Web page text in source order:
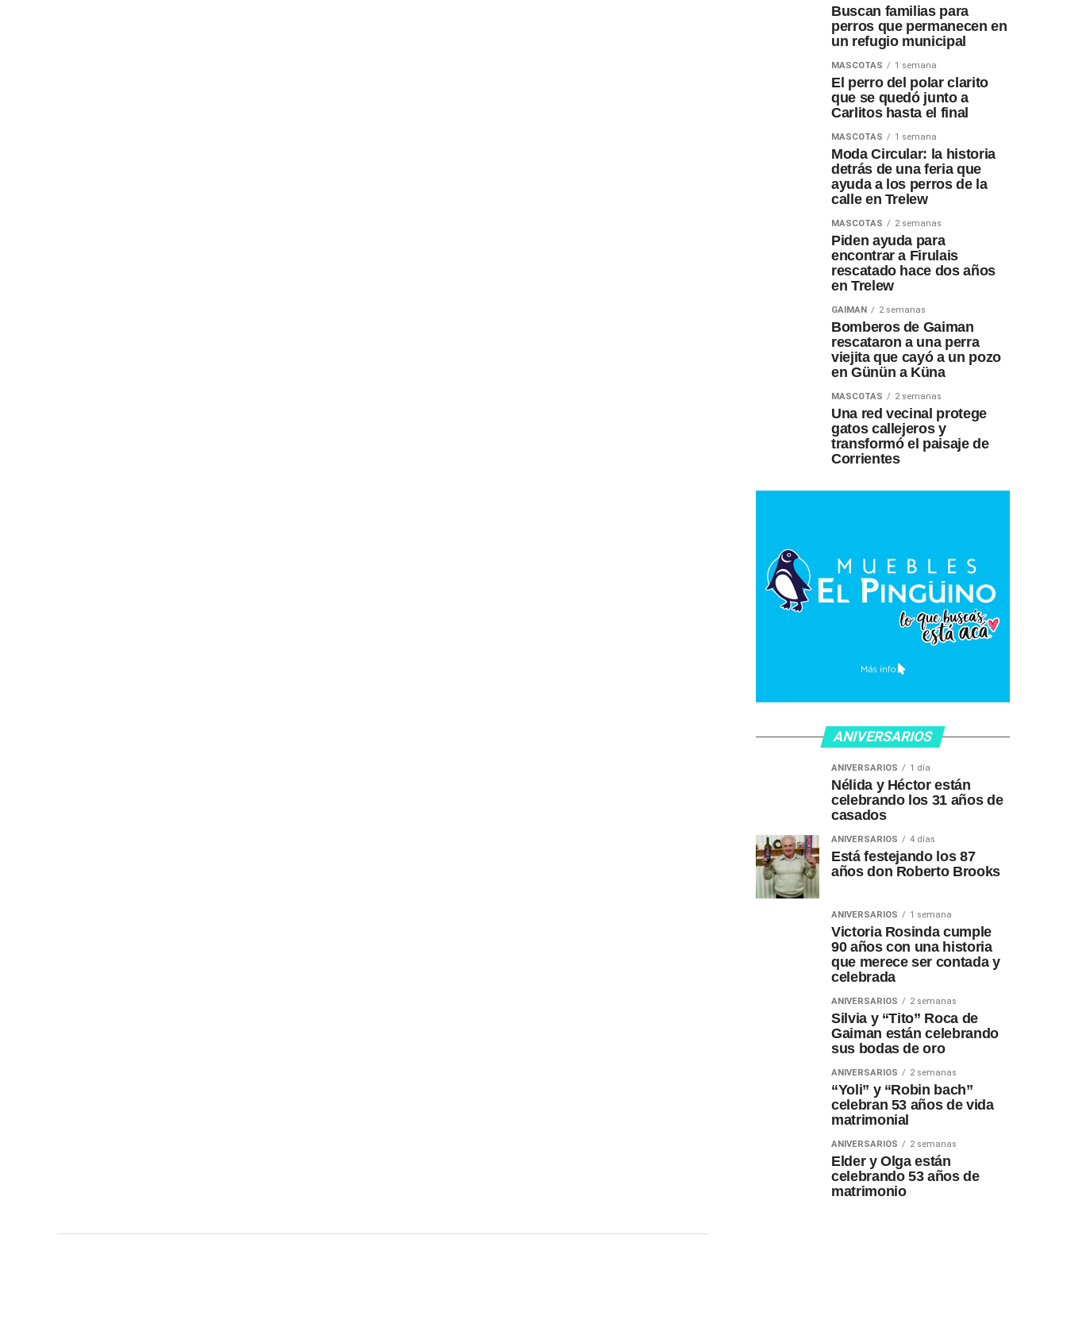
Buscan familias para
perros que permanecen en
un refugio municipal
MASCOTAS 1 semana
El perro del polar clarito
que se quedó junto a
Carlitos hasta el final
MASCOTAS 1 semana
Moda Circular: la historia
detrás de una feria que
ayuda a los perros de la
calle en Trelew
MASCOTAS 2 semanas
Piden ayuda para
encontrar a Firulais
rescatado hace dos años
en Trelew
GAIMAN 2 semanas
Bomberos de Gaiman
rescataron a una perra
viejita que cayó a un pozo
en Günün a Küna
MASCOTAS 2 semanas
Una red vecinal protege
gatos callejeros y
transformó el paisaje de
Corrientes
ANIVERSARIOS
ANIVERSARIOS 1 día
Nélida y Héctor están
celebrando los 31 años de
casados
ANIVERSARIOS 4 días
Está festejando los 87
años don Roberto Brooks
ANIVERSARIOS 1 semana
Victoria Rosinda cumple
90 años con una historia
que merece ser contada y
celebrada
ANIVERSARIOS 2 semanas
Silvia y “Tito” Roca de
Gaiman están celebrando
sus bodas de oro
ANIVERSARIOS 2 semanas
“Yoli” y “Robin bach”
celebran 53 años de vida
matrimonial
ANIVERSARIOS 2 semanas
Elder y Olga están
celebrando 53 años de
matrimonio